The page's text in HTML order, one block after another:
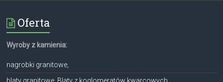
Oferta
Wyroby z kamienia:
nagrobki granitowe,
blaty granitowe, Blaty z koglomeratów kwarcowych,